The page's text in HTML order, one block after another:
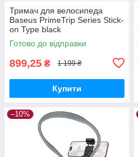
Тримач для велосипеда
Baseus PrimeTrip Series Stick-
on Type black
Готово до відправки
899,25 ₴ 1 199 ₴
Купити
–10%